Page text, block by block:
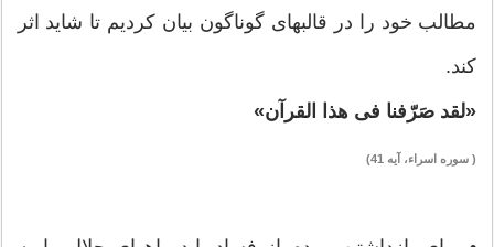
مطالب خود را در قالب‏هاى گوناگون بيان كرديم تا شايد اثر
كند.
«لقد صَرّفنا فى هذا القرآن»
( سوره اسراء، آيه 41)